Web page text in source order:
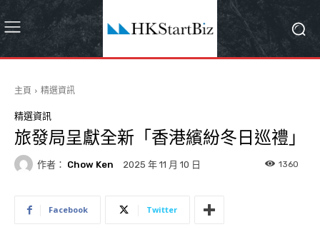
主頁 精選資訊
精選資訊
旅發局呈獻全新「香港繽紛冬日巡禮」
作者： Chow Ken 2025 年 11 月 10 日 1360
Facebook Twitter